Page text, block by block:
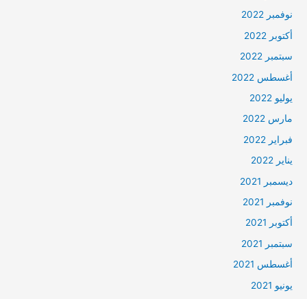
نوفمبر 2022
أكتوبر 2022
سبتمبر 2022
أغسطس 2022
يوليو 2022
مارس 2022
فبراير 2022
يناير 2022
ديسمبر 2021
نوفمبر 2021
أكتوبر 2021
سبتمبر 2021
أغسطس 2021
يونيو 2021